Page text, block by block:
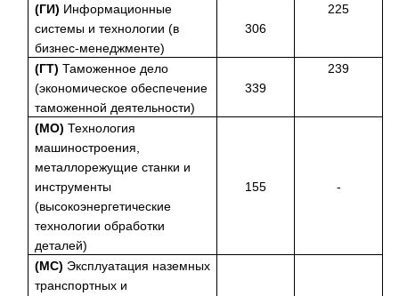
(ГИ) Информационные
системы и технологии (в
бизнес-менеджменте)
306
225
(ГТ) Таможенное дело
(экономическое обеспечение
таможенной деятельности)
339
239
(МО) Технология
машиностроения,
металлорежущие станки и
инструменты
(высокоэнергетические
технологии обработки
деталей)
155 -
(МС) Эксплуатация наземных
транспортных и